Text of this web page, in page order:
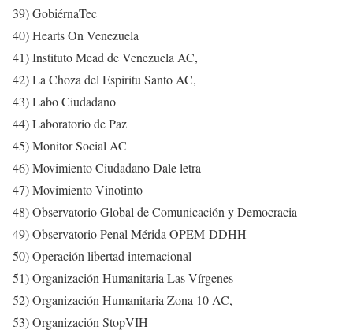
39) GobiérnaTec
40) Hearts On Venezuela
41) Instituto Mead de Venezuela AC,
42) La Choza del Espíritu Santo AC,
43) Labo Ciudadano
44) Laboratorio de Paz
45) Monitor Social AC
46) Movimiento Ciudadano Dale letra
47) Movimiento Vinotinto
48) Observatorio Global de Comunicación y Democracia
49) Observatorio Penal Mérida OPEM-DDHH
50) Operación libertad internacional
51) Organización Humanitaria Las Vírgenes
52) Organización Humanitaria Zona 10 AC,
53) Organización StopVIH